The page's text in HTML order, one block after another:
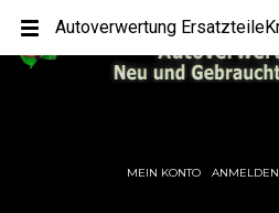
MEIN KONTO ANMELDEN